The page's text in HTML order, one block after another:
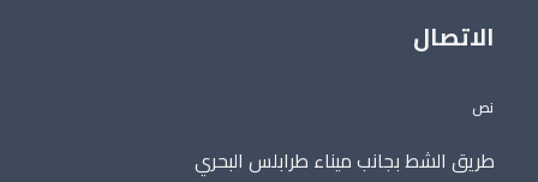
الاتصال
نص
طريق الشط بجانب ميناء طرابلس البحري